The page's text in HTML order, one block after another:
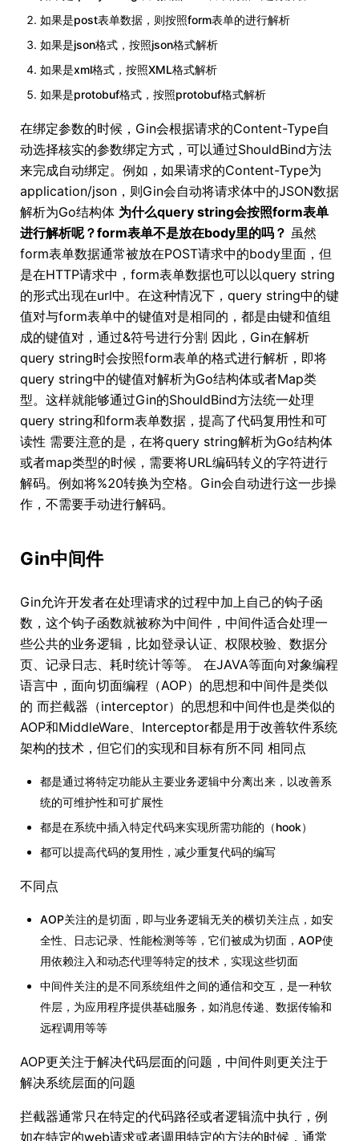
如果是post表单数据，则按照form表单的进行解析
如果是json格式，按照json格式解析
如果是xml格式，按照XML格式解析
如果是protobuf格式，按照protobuf格式解析
在绑定参数的时候，Gin会根据请求的Content-Type自
动选择核实的参数绑定方式，可以通过ShouldBind方法
来完成自动绑定。例如，如果请求的Content-Type为
application/json，则Gin会自动将请求体中的JSON数据
解析为Go结构体 为什么query string会按照form表单
进行解析呢？form表单不是放在body里的吗？ 虽然
form表单数据通常被放在POST请求中的body里面，但
是在HTTP请求中，form表单数据也可以以query string
的形式出现在url中。在这种情况下，query string中的键
值对与form表单中的键值对是相同的，都是由键和值组
成的键值对，通过&符号进行分割 因此，Gin在解析
query string时会按照form表单的格式进行解析，即将
query string中的键值对解析为Go结构体或者Map类
型。这样就能够通过Gin的ShouldBind方法统一处理
query string和form表单数据，提高了代码复用性和可
读性 需要注意的是，在将query string解析为Go结构体
或者map类型的时候，需要将URL编码转义的字符进行
解码。例如将%20转换为空格。Gin会自动进行这一步操
作，不需要手动进行解码。
Gin中间件
Gin允许开发者在处理请求的过程中加上自己的钩子函
数，这个钩子函数就被称为中间件，中间件适合处理一
些公共的业务逻辑，比如登录认证、权限校验、数据分
页、记录日志、耗时统计等等。 在JAVA等面向对象编程
语言中，面向切面编程（AOP）的思想和中间件是类似
的 而拦截器（interceptor）的思想和中间件也是类似的
AOP和MiddleWare、Interceptor都是用于改善软件系统
架构的技术，但它们的实现和目标有所不同 相同点
都是通过将特定功能从主要业务逻辑中分离出来，以改善系
统的可维护性和可扩展性
都是在系统中插入特定代码来实现所需功能的（hook）
都可以提高代码的复用性，减少重复代码的编写
不同点
AOP关注的是切面，即与业务逻辑无关的横切关注点，如安
全性、日志记录、性能检测等等，它们被成为切面，AOP使
用依赖注入和动态代理等特定的技术，实现这些切面
中间件关注的是不同系统组件之间的通信和交互，是一种软
件层，为应用程序提供基础服务，如消息传递、数据传输和
远程调用等等
AOP更关注于解决代码层面的问题，中间件则更关注于
解决系统层面的问题
拦截器通常只在特定的代码路径或者逻辑流中执行，例
如在特定的web请求或者调用特定的方法的时候，通常